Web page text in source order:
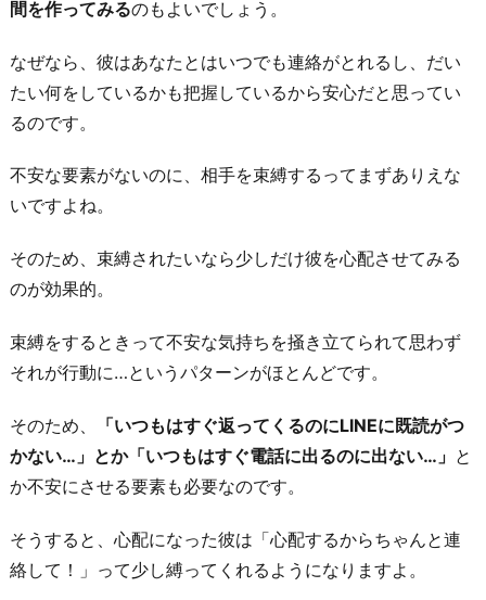
し
と
伝
え
お
り
に
間を作ってみるのもよいでしょう。
なぜなら、彼はあなたとはいつでも連絡がとれるし、だい
たい何をしているかも把握しているから安心だと思ってい
るのです。
不安な要素がないのに、相手を束縛するってまずありえな
いですよね。
そのため、束縛されたいなら少しだけ彼を心配させてみる
のが効果的。
束縛をするときって不安な気持ちを掻き立てられて思わず
それが行動に…というパターンがほとんどです。
そのため、
「いつもはすぐ返ってくるのにLINEに既読がつ
かない…」とか「いつもはすぐ電話に出るのに出ない…」 と
か不安にさせる要素も必要なのです。
そうすると、心配になった彼は「心配するからちゃんと連
絡して！」って少し縛ってくれるようになりますよ。